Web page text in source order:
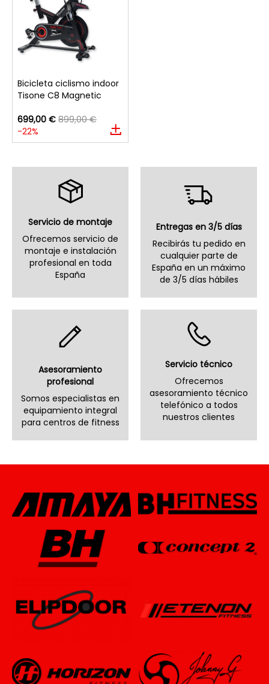
Bicicleta ciclismo indoor
Tisone C8 Magnetic
699,00 € 899,00 €
-22%
Servicio de montaje
Ofrecemos servicio de
montaje e instalación
profesional en toda
España
Entregas en 3/5 días
Recibirás tu pedido en
cualquier parte de
España en un máximo
de 3/5 días hábiles
Asesoramiento
profesional
Somos especialistas en
equipamiento integral
para centros de fitness
Servicio técnico
Ofrecemos
asesoramiento técnico
telefónico a todos
nuestros clientes